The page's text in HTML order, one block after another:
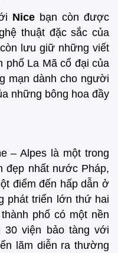
Nicebạn còn được
thuật đặc sắc của
lưu giữ những viết
phố La Mã cổ đại của
mạn dành cho người
những bông hoa đầy
– Alpes là một trong
đẹp nhất nước Pháp,
điểm đến hấp dẫn ở
phát triển lớn thứ hai
phố có một nền
viện bảo tàng với
lãm diễn ra thường